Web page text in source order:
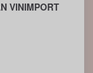
VINIMPORT